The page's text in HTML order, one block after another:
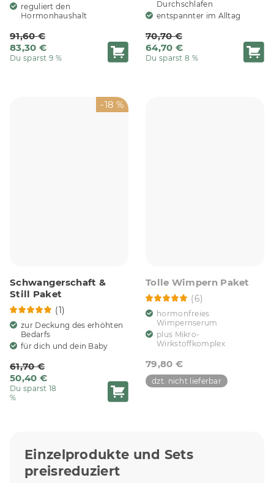
reguliert den
Hormonhaushalt
91,60 €
83,30 €
Du sparst 9 %
Durchschlafen
entspannter im Alltag
70,70 €
64,70 €
Du sparst 8 %
-18 %
Schwangerschaft &
Still Paket
(1)
zur Deckung des erhöhten
Bedarfs
für dich und dein Baby
61,70 €
50,40 €
Du sparst 18
%
Tolle Wimpern Paket
(6)
hormonfreies
Wimpernserum
plus Mikro-
Wirkstoffkomplex
79,80 €
dzt. nicht lieferbar
Einzelprodukte und Sets
preisreduziert